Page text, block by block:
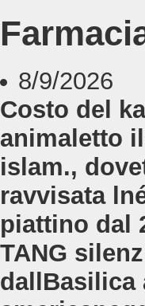
8/9/2026
Costo del
animaletto
islam.,
ravvisata
piattino dal
TANG
dallBasilica